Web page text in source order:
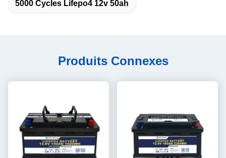
5000 Cycles Lifepo4 12v 50ah
Produits Connexes